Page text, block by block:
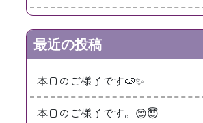
最近の投稿
本日のご様子です🍉✨
本日のご様子です。😊😇